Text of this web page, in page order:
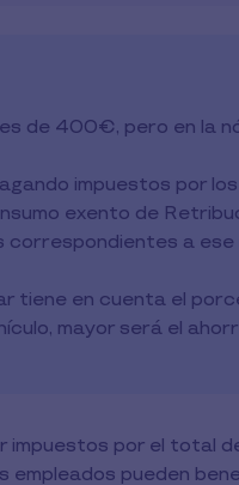
de 400€, pero en la
impuestos por
exento de
a ese
tiene en cuenta el
mayor será el
impuestos por el total
empleados pueden